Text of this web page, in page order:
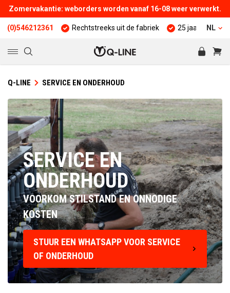
Zomervakantie: weborders worden vanaf 16-08 weer verwerkt.
Rechtstreeks uit de fabriek 25 jaar ervaring NL
Q-LINE SERVICE EN ONDERHOUD
SERVICE EN
ONDERHOUD
VOORKOM STILSTAND EN ONNODIGE
KOSTEN
STUUR EEN WHATSAPP VOOR SERVICE
OF ONDERHOUD